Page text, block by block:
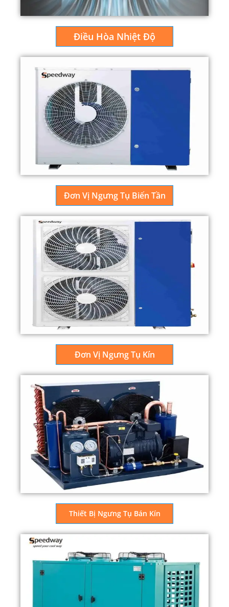
Điều Hòa Nhiệt Độ
Đơn Vị Ngưng Tụ Biến Tần
Đơn Vị Ngưng Tụ Kín
Thiết Bị Ngưng Tụ Bán Kín